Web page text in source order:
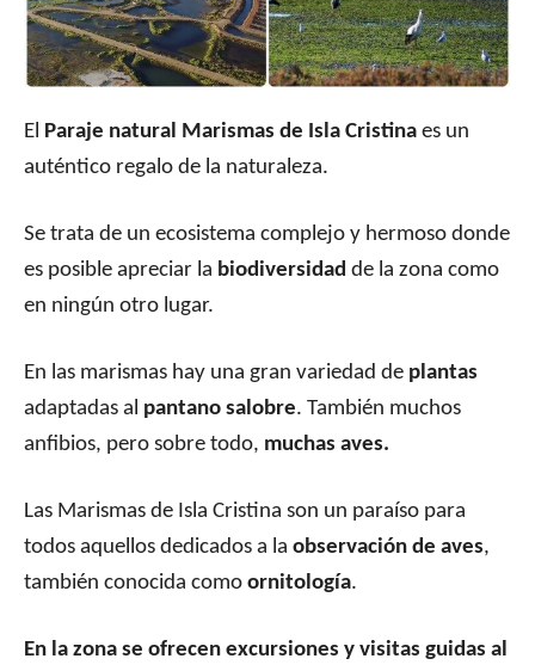
El Paraje natural Marismas de Isla Cristina es un
auténtico regalo de la naturaleza.
Se trata de un ecosistema complejo y hermoso donde
es posible apreciar la biodiversidad de la zona como
en ningún otro lugar.
En las marismas hay una gran variedad de plantas
adaptadas al pantano salobre. También muchos
anfibios, pero sobre todo, muchas aves.
Las Marismas de Isla Cristina son un paraíso para
todos aquellos dedicados a la observación de aves,
también conocida como ornitología.
En la zona se ofrecen excursiones y visitas guidas al